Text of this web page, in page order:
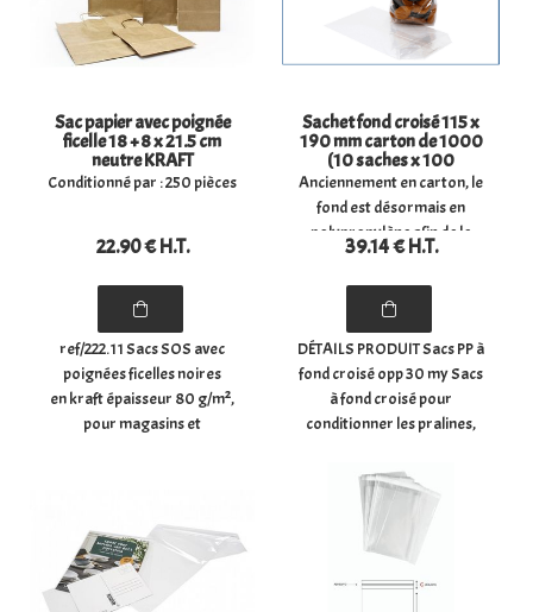
Sac papier avec poignée
ficelle 18 + 8 x 21.5 cm
neutre KRAFT
Conditionné par : 250 pièces
22.90€ H.T.
ref/222.11 Sacs SOS avec
poignées ficelles noires
en kraft épaisseur 80 g/m²,
pour magasins et
8 cm x (hauteur) x 21.5 cm
Colisage : carton de 250 ...
Sachet fond croisé 115 x
190 mm carton de 1000
(10 saches x 100
sachets)
Anciennement en carton, le
fond est désormais en
polypropylène afin de le
rendre mono-matériaux et
donc recyclable.
39.14€ H.T.
DÉTAILS PRODUIT Sacs PP à
fond croisé opp 30 my Sacs
à fond croisé pour
conditionner les pralines,
les confiseries, les biscuits,
les épices, ... - Dimensions du
sachet à plat : (largeur) 8.5
cm x ...